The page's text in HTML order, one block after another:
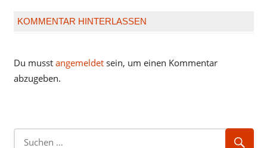
KOMMENTAR HINTERLASSEN
Du musst angemeldetsein, um einen Kommentar
abzugeben.